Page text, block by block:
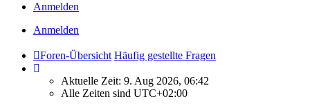
Anmelden
Anmelden
Foren-Übersicht Häufig gestellte Fragen
Aktuelle Zeit: 9. Aug 2026, 06:42
Alle Zeiten sind UTC+02:00